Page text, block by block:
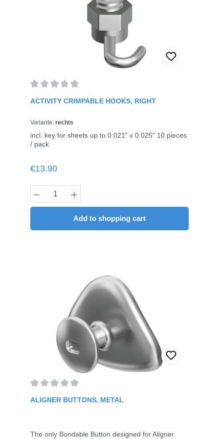
ACTIVITY CRIMPABLE HOOKS, RIGHT
Variante: rechts
incl. key for sheets up to 0.021" x 0.025" 10 pieces
/ pack
Regular price:
€13.90
Product Quantity: Enter the desired
Add to shopping cart
ALIGNER BUTTONS, METAL
The only Bondable Button designed for Aligner